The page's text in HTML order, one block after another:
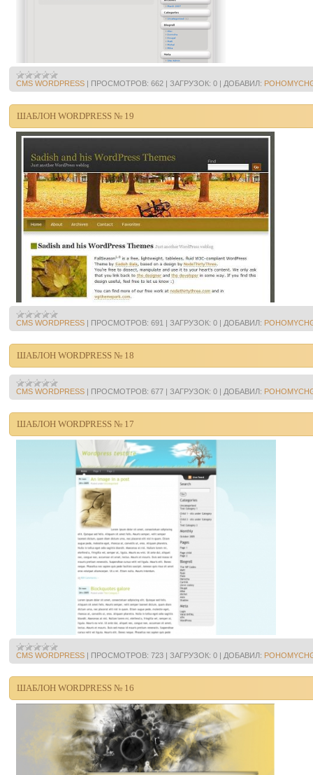
CMS WORDPRESS | ПРОСМОТРОВ: 662 | ЗАГРУЗОК: 0 | ДОБАВИЛ:
ШАБЛОН WORDPRESS № 19
CMS WORDPRESS | ПРОСМОТРОВ: 691 | ЗАГРУЗОК: 0 | ДОБАВИЛ:
ШАБЛОН WORDPRESS № 18
CMS WORDPRESS | ПРОСМОТРОВ: 677 | ЗАГРУЗОК: 0 | ДОБАВИЛ:
ШАБЛОН WORDPRESS № 17
CMS WORDPRESS | ПРОСМОТРОВ: 723 | ЗАГРУЗОК: 0 | ДОБАВИЛ:
ШАБЛОН WORDPRESS № 16